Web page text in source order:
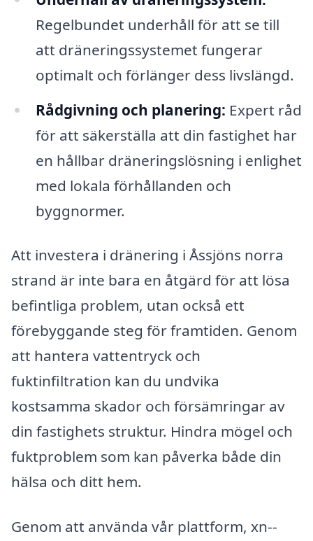
Regelbundet underhåll för att se till
att dräneringssystemet fungerar
optimalt och förlänger dess livslängd.
Rådgivning och planering: Expert råd
för att säkerställa att din fastighet har
en hållbar dräneringslösning i enlighet
med lokala förhållanden och
byggnormer.
Att investera i dränering i Åssjöns norra
strand är inte bara en åtgärd för att lösa
befintliga problem, utan också ett
förebyggande steg för framtiden. Genom
att hantera vattentryck och
fuktinfiltration kan du undvika
kostsamma skador och försämringar av
din fastighets struktur. Hindra mögel och
fuktproblem som kan påverka både din
hälsa och ditt hem.
Genom att använda vår plattform, xn--